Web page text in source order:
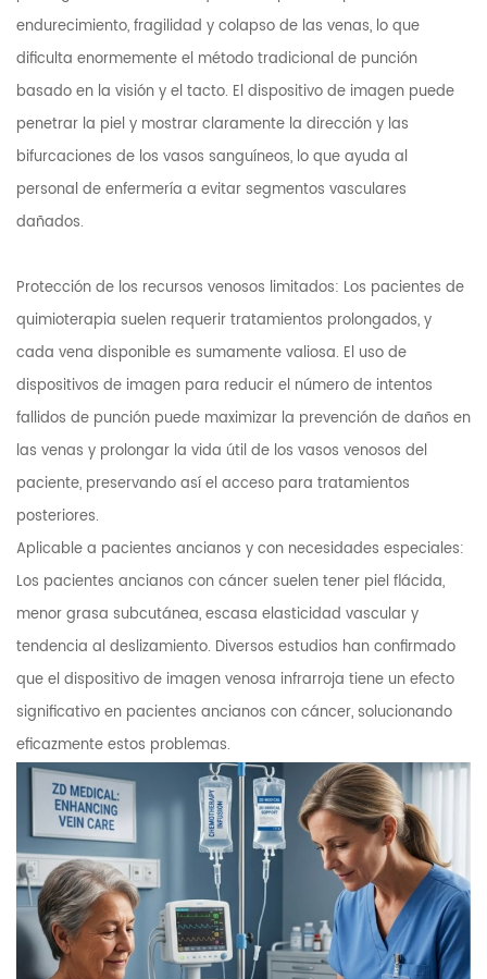
endurecimiento, fragilidad y colapso de las venas, lo que
dificulta enormemente el método tradicional de punción
basado en la visión y el tacto. El dispositivo de imagen puede
penetrar la piel y mostrar claramente la dirección y las
bifurcaciones de los vasos sanguíneos, lo que ayuda al
personal de enfermería a evitar segmentos vasculares
dañados.
Protección de los recursos venosos limitados: Los pacientes de
quimioterapia suelen requerir tratamientos prolongados, y
cada vena disponible es sumamente valiosa. El uso de
dispositivos de imagen para reducir el número de intentos
fallidos de punción puede maximizar la prevención de daños en
las venas y prolongar la vida útil de los vasos venosos del
paciente, preservando así el acceso para tratamientos
posteriores.
Aplicable a pacientes ancianos y con necesidades especiales:
Los pacientes ancianos con cáncer suelen tener piel flácida,
menor grasa subcutánea, escasa elasticidad vascular y
tendencia al deslizamiento. Diversos estudios han confirmado
que el dispositivo de imagen venosa infrarroja tiene un efecto
significativo en pacientes ancianos con cáncer, solucionando
eficazmente estos problemas.